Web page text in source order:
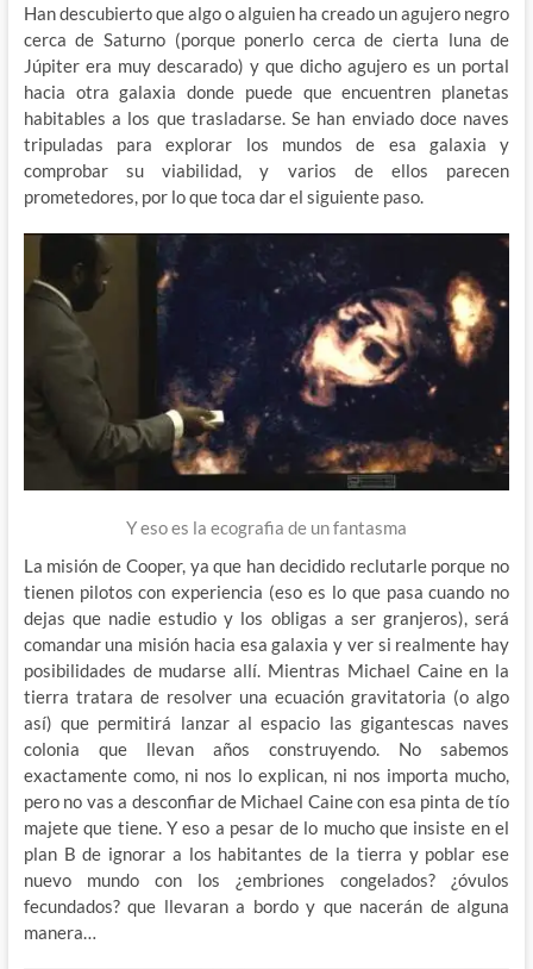
Han descubierto que algo o alguien ha creado un agujero negro
cerca de Saturno (porque ponerlo cerca de cierta luna de
Júpiter era muy descarado) y que dicho agujero es un portal
hacia otra galaxia donde puede que encuentren planetas
habitables a los que trasladarse. Se han enviado doce naves
tripuladas para explorar los mundos de esa galaxia y
comprobar su viabilidad, y varios de ellos parecen
prometedores, por lo que toca dar el siguiente paso.
Y eso es la ecografia de un fantasma
La misión de Cooper, ya que han decidido reclutarle porque no
tienen pilotos con experiencia (eso es lo que pasa cuando no
dejas que nadie estudio y los obligas a ser granjeros), será
comandar una misión hacia esa galaxia y ver si realmente hay
posibilidades de mudarse allí. Mientras Michael Caine en la
tierra tratara de resolver una ecuación gravitatoria (o algo
así) que permitirá lanzar al espacio las gigantescas naves
colonia que llevan años construyendo. No sabemos
exactamente como, ni nos lo explican, ni nos importa mucho,
pero no vas a desconfiar de Michael Caine con esa pinta de tío
majete que tiene. Y eso a pesar de lo mucho que insiste en el
plan B de ignorar a los habitantes de la tierra y poblar ese
nuevo mundo con los ¿embriones congelados? ¿óvulos
fecundados? que llevaran a bordo y que nacerán de alguna
manera…